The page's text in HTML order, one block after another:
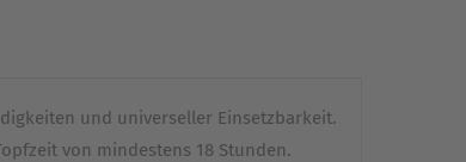
und universeller Einsetzbarkeit.
von mindestens 18 Stunden.